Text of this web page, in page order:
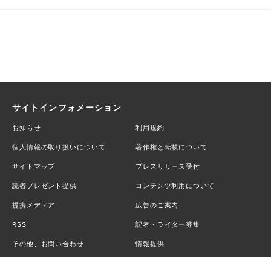
サイトインフォメーション
お知らせ 利用規約
個人情報の取り扱いについて 著作権と転載について
サイトマップ プレスリリース受付
読者プレゼント提供 コンテンツ利用について
提携メディア 広告のご案内
RSS 記者・ライター募集
その他、お問い合わせ 情報提供